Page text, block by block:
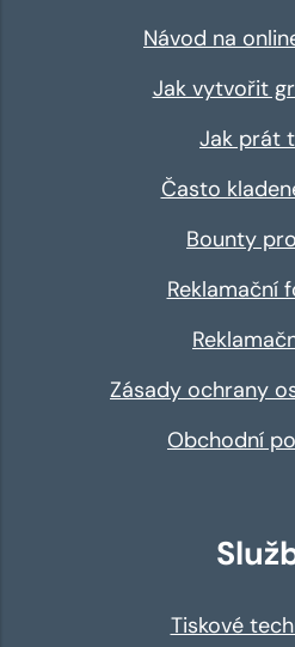
Návod na
Jak vytvořit
Jak prát
Často
Bounty
Reklamační
Zásady ochrany
Obchodní
Tiskové